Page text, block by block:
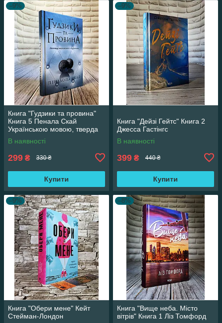
–9%
Книга "Гудзики та провина"
Книга 5 Пенала Скай
Українською мовою, тверда
обкладинка
В наявності
299 ₴ 330 ₴
Купити
–9%
Книга "Дейзі Гейтс" Книга 2
Джесса Гастінгс
В наявності
399 ₴ 440 ₴
Купити
–9%
Книга "Обери мене" Кейт
Стейман-Лондон
–8%
Книга "Вище неба. Місто
вітрів" Книга 1 Ліз Томфорд